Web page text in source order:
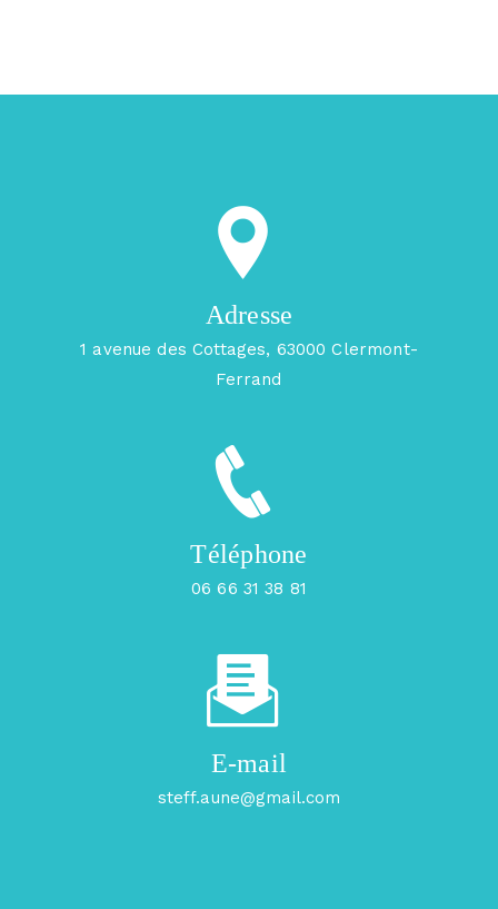
Adresse
1 avenue des Cottages, 63000 Clermont-
Ferrand
Téléphone
06 66 31 38 81
E-mail
steff.aune@gmail.com